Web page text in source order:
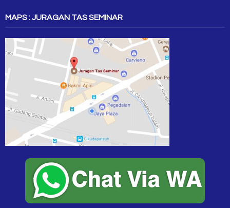
MAPS : JURAGAN TAS SEMINAR